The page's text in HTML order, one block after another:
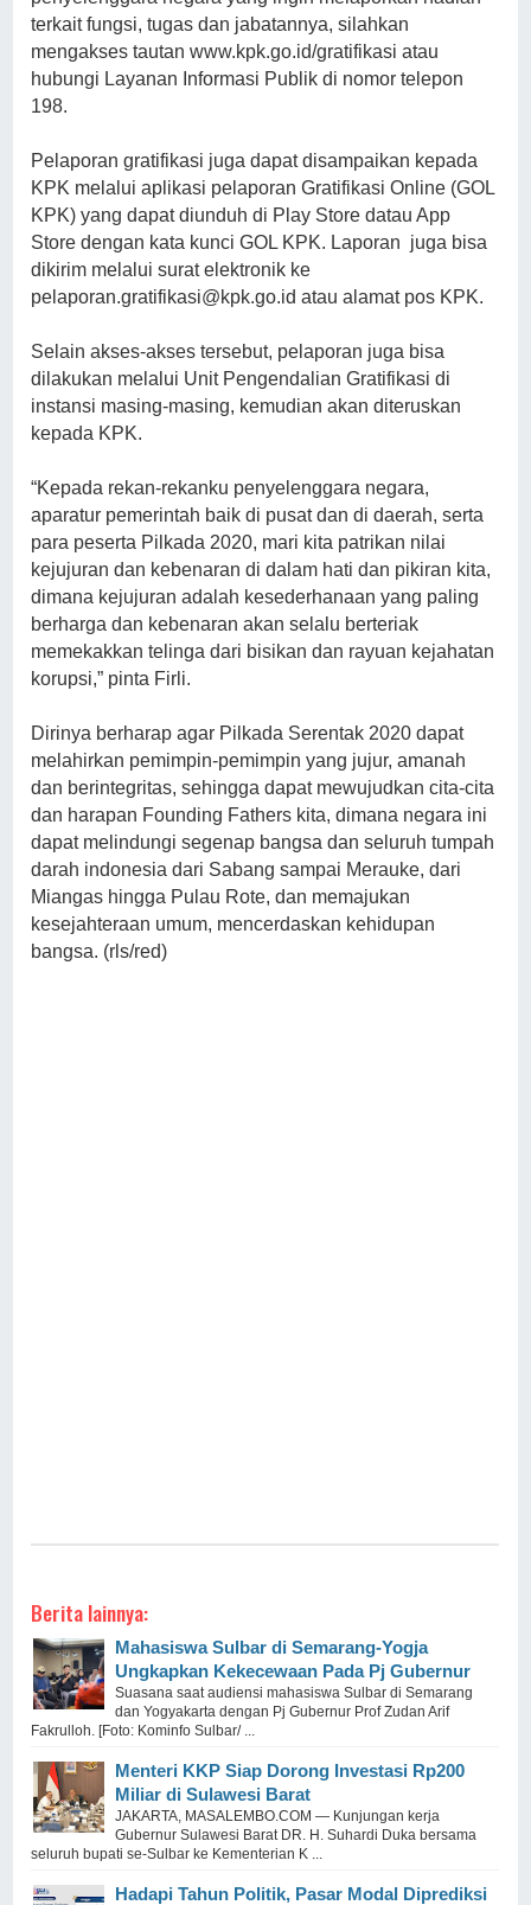
terkait fungsi, tugas dan jabatannya, silahkan
mengakses tautan www.kpk.go.id/gratifikasi atau
hubungi Layanan Informasi Publik di nomor telepon
198.
Pelaporan gratifikasi juga dapat disampaikan kepada
KPK melalui aplikasi pelaporan Gratifikasi Online (GOL
KPK) yang dapat diunduh di Play Store datau App
Store dengan kata kunci GOL KPK. Laporan juga bisa
dikirim melalui surat elektronik ke
pelaporan.gratifikasi@kpk.go.id atau alamat pos KPK.
Selain akses-akses tersebut, pelaporan juga bisa
dilakukan melalui Unit Pengendalian Gratifikasi di
instansi masing-masing, kemudian akan diteruskan
kepada KPK.
“Kepada rekan-rekanku penyelenggara negara,
aparatur pemerintah baik di pusat dan di daerah, serta
para peserta Pilkada 2020, mari kita patrikan nilai
kejujuran dan kebenaran di dalam hati dan pikiran kita,
dimana kejujuran adalah kesederhanaan yang paling
berharga dan kebenaran akan selalu berteriak
memekakkan telinga dari bisikan dan rayuan kejahatan
korupsi,” pinta Firli.
Dirinya berharap agar Pilkada Serentak 2020 dapat
melahirkan pemimpin-pemimpin yang jujur, amanah
dan berintegritas, sehingga dapat mewujudkan cita-cita
dan harapan Founding Fathers kita, dimana negara ini
dapat melindungi segenap bangsa dan seluruh tumpah
darah indonesia dari Sabang sampai Merauke, dari
Miangas hingga Pulau Rote, dan memajukan
kesejahteraan umum, mencerdaskan kehidupan
bangsa. (rls/red)
Berita lainnya:
Mahasiswa Sulbar di Semarang-Yogja
Ungkapkan Kekecewaan Pada Pj Gubernur
Suasana saat audiensi mahasiswa Sulbar di Semarang
dan Yogyakarta dengan Pj Gubernur Prof Zudan Arif
Fakrulloh. [Foto: Kominfo Sulbar/ ...
Menteri KKP Siap Dorong Investasi Rp200
Miliar di Sulawesi Barat
JAKARTA, MASALEMBO.COM — Kunjungan kerja
Gubernur Sulawesi Barat DR. H. Suhardi Duka bersama
seluruh bupati se-Sulbar ke Kementerian K ...
Hadapi Tahun Politik, Pasar Modal Diprediksi